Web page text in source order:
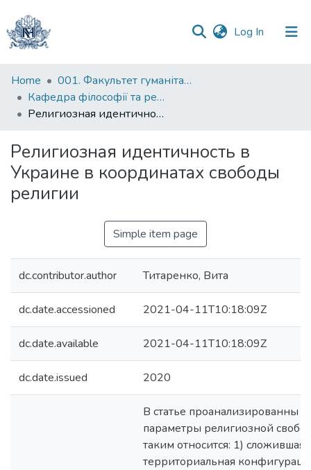
Log In (current)
Communities
&
Collections
Statistics
Home
001. Факультет гуманітарних наук
Кафедра філософії та релігієзнавства
Религиозная идентичность в Украине в координатах свободы религии
Религиозная идентичность в
Украине в координатах свободы
религии
Simple item page
dc.contributor.author Титаренко, Вита
dc.date.accessioned 2021-04-11T10:18:09Z
dc.date.available 2021-04-11T10:18:09Z
dc.date.issued 2020
В статье проанализированны
параметры религиозной
таким относится: 1)
территориальная